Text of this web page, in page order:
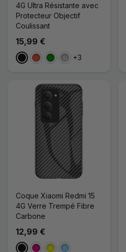
4G Ultra Résistante avec
Protecteur Objectif
Coulissant
15,99 €
NoirRouge
VertArgenté
+3
Coque Xiaomi Redmi 15
4G Verre Trempé Fibre
Carbone
12,99 €
NoirMagenta
JauneBleu Clair